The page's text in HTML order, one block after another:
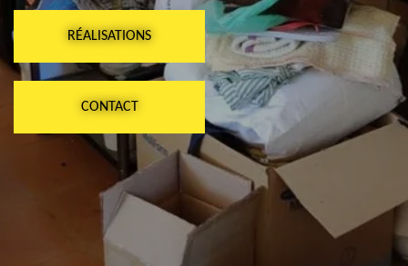
RÉALISATIONS
CONTACT